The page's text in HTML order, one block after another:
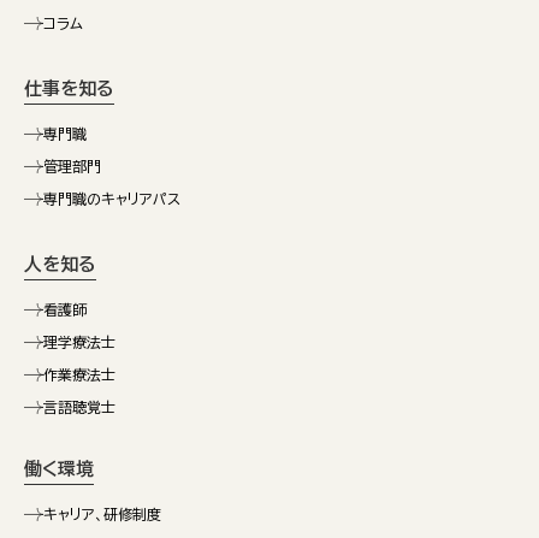
コラム
仕事を知る
専門職
管理部門
専門職のキャリアパス
人を知る
看護師
理学療法士
作業療法士
言語聴覚士
働く環境
キャリア、研修制度